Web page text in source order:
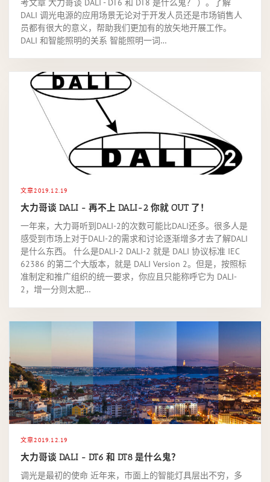
DALI 调光电源的应用场景无论对于开发人员还是市场销售人
员都有很大的意义，帮助我们更加有的放矢地开展工作。
DALI 和智能照明的关系 智能照明一词…
文章2019.12.19
大力哥谈 DALI - 再不上 DALI-2 你就 OUT 了！
一年来，大力哥听到DALI-2的次数可能比DALI还多。很多人是
感受到市场上对于DALI-2的需求和讨论逐渐增多才去了解DALI
是什么东西。 什么是DALI-2 DALI-2 就是 DALI 协议标准 IEC
62386 的第二个大版本，就是 DALI Version 2。但是，按照标
准制定和推广组织的统一要求，你应且只能称呼它为 DALI-
2，增一分则太肥…
文章2019.12.19
大力哥谈 DALI - DT6 和 DT8 是什么鬼？
调光是最初的使命 近年来，市面上的智能灯具层出不穷，多